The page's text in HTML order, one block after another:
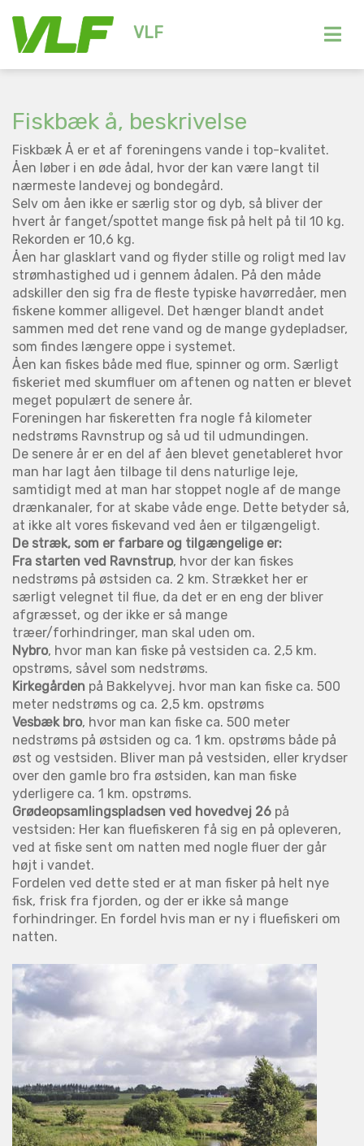
VLF
Fiskbæk å, beskrivelse
Fiskbæk Å er et af foreningens vande i top-kvalitet.
Åen løber i en øde ådal, hvor der kan være langt til
nærmeste landevej og bondegård.
Selv om åen ikke er særlig stor og dyb, så bliver der
hvert år fanget/spottet mange fisk på helt på til 10 kg.
Rekorden er 10,6 kg.
Åen har glasklart vand og flyder stille og roligt med lav
strømhastighed ud i gennem ådalen. På den måde
adskiller den sig fra de fleste typiske havørredåer, men
fiskene kommer alligevel. Det hænger blandt andet
sammen med det rene vand og de mange gydepladser,
som findes længere oppe i systemet.
Åen kan fiskes både med flue, spinner og orm. Særligt
fiskeriet med skumfluer om aftenen og natten er blevet
meget populært de senere år.
Foreningen har fiskeretten fra nogle få kilometer
nedstrøms Ravnstrup og så ud til udmundingen.
De senere år er en del af åen blevet genetableret hvor
man har lagt åen tilbage til dens naturlige leje,
samtidigt med at man har stoppet nogle af de mange
drænkanaler, for at skabe våde enge. Dette betyder så,
at ikke alt vores fiskevand ved åen er tilgængeligt.
De stræk, som er farbare og tilgængelige er:
Fra starten ved Ravnstrup, hvor der kan fiskes
nedstrøms på østsiden ca. 2 km. Strækket her er
særligt velegnet til flue, da det er en eng der bliver
afgræsset, og der ikke er så mange
træer/forhindringer, man skal uden om.
Nybro, hvor man kan fiske på vestsiden ca. 2,5 km.
opstrøms, såvel som nedstrøms.
Kirkegården på Bakkelyvej. hvor man kan fiske ca. 500
meter nedstrøms og ca. 2,5 km. opstrøms
Vesbæk bro, hvor man kan fiske ca. 500 meter
nedstrøms på østsiden og ca. 1 km. opstrøms både på
øst og vestsiden. Bliver man på vestsiden, eller krydser
over den gamle bro fra østsiden, kan man fiske
yderligere ca. 1 km. opstrøms.
Grødeopsamlingspladsen ved hovedvej 26 på
vestsiden: Her kan fluefiskeren få sig en på opleveren,
ved at fiske sent om natten med nogle fluer der går
højt i vandet.
Fordelen ved dette sted er at man fisker på helt nye
fisk, frisk fra fjorden, og der er ikke så mange
forhindringer. En fordel hvis man er ny i fluefiskeri om
natten.